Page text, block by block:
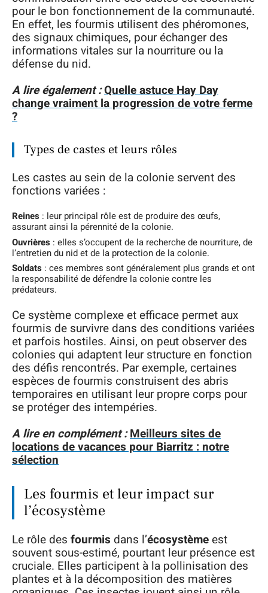
pour le bon fonctionnement de la communauté.
En effet, les fourmis utilisent des phéromones,
des signaux chimiques, pour échanger des
informations vitales sur la nourriture ou la
défense du nid.
A lire également :Quelle astuce Hay Day
change vraiment la progression de votre ferme
?
Types de castes et leurs rôles
Les castes au sein de la colonie servent des
fonctions variées :
Reines : leur principal rôle est de produire des œufs,
assurant ainsi la pérennité de la colonie.
Ouvrières : elles s’occupent de la recherche de nourriture, de
l’entretien du nid et de la protection de la colonie.
Soldats : ces membres sont généralement plus grands et ont
la responsabilité de défendre la colonie contre les
prédateurs.
Ce système complexe et efficace permet aux
fourmis de survivre dans des conditions variées
et parfois hostiles. Ainsi, on peut observer des
colonies qui adaptent leur structure en fonction
des défis rencontrés. Par exemple, certaines
espèces de fourmis construisent des abris
temporaires en utilisant leur propre corps pour
se protéger des intempéries.
A lire en complément :Meilleurs sites de
locations de vacances pour Biarritz : notre
sélection
Les fourmis et leur impact sur
l’écosystème
Le rôle des fourmis dans l’écosystèmeest
souvent sous-estimé, pourtant leur présence est
cruciale. Elles participent à la pollinisation des
plantes et à la décomposition des matières